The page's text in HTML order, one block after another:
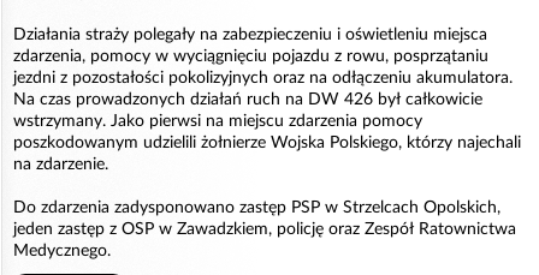
Działania straży polegały na zabezpieczeniu i oświetleniu miejsca
zdarzenia, pomocy w wyciągnięciu pojazdu z rowu, posprzątaniu
jezdni z pozostałości pokolizyjnych oraz na odłączeniu akumulatora.
Na czas prowadzonych działań ruch na DW 426 był całkowicie
wstrzymany. Jako pierwsi na miejscu zdarzenia pomocy
poszkodowanym udzielili żołnierze Wojska Polskiego, którzy najechali
na zdarzenie.
Do zdarzenia zadysponowano zastęp PSP w Strzelcach Opolskich,
jeden zastęp z OSP w Zawadzkiem, policję oraz Zespół Ratownictwa
Medycznego.